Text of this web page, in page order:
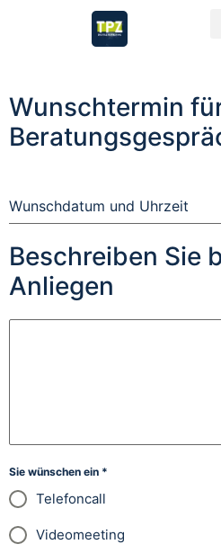
Wunschtermin
Wunschdatum und Uhrzeit
Beschreiben Sie
Anliegen
Sie wünschen ein *
Telefoncall
Videomeeting